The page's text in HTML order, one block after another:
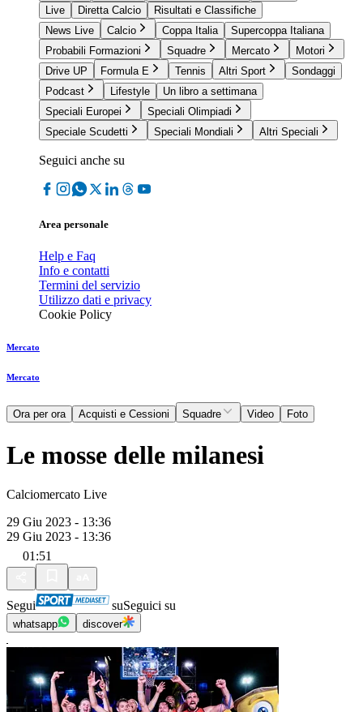
Live
Diretta Calcio
Risultati e Classifiche
News Live
Calcio Coppa Italia
Supercoppa Italiana
Probabili Formazioni
Squadre Mercato
Motori
Drive UP
Formula E Tennis Altri Sport
Sondaggi
Podcast
Lifestyle
Un libro a settimana
Speciali Europei
Speciali Olimpiadi
Speciale Scudetti
Speciali Mondiali Altri Speciali
Seguici anche su
Area personale
Help e Faq
Info e contatti
Termini del servizio
Utilizzo dati e privacy
Cookie Policy
Mercato
Mercato
Ora per ora Acquisti e Cessioni Squadre Video Foto
Le mosse delle milanesi
Calciomercato Live
29 Giu 2023 - 13:36
29 Giu 2023 - 13:36
01:51
Segui suSeguici su
whatsapp discover